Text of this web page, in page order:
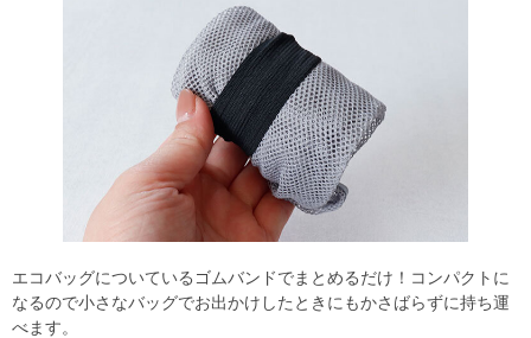
エコバッグについているゴムバンドでまとめるだけ！コンパクトに
なるので小さなバッグでお出かけしたときにもかさばらずに持ち運
べます。